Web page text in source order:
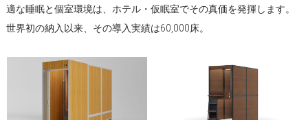
適な睡眠と個室環境は、ホテル・仮眠室でその真価を発揮します。
世界初の納入以来、その導入実績は60,000床。